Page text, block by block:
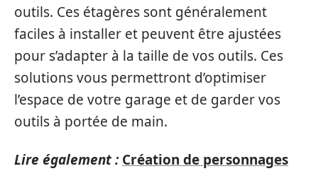
outils. Ces étagères sont généralement
faciles à installer et peuvent être ajustées
pour s’adapter à la taille de vos outils. Ces
solutions vous permettront d’optimiser
l’espace de votre garage et de garder vos
outils à portée de main.
Lire également : Création de personnages